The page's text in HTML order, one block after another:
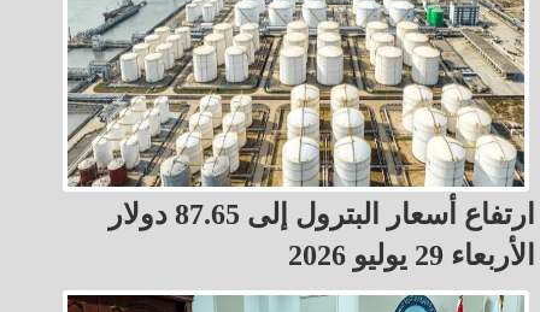
ارتفاع أسعار البترول إلى 87.65 دولار
الأربعاء 29 يوليو 2026